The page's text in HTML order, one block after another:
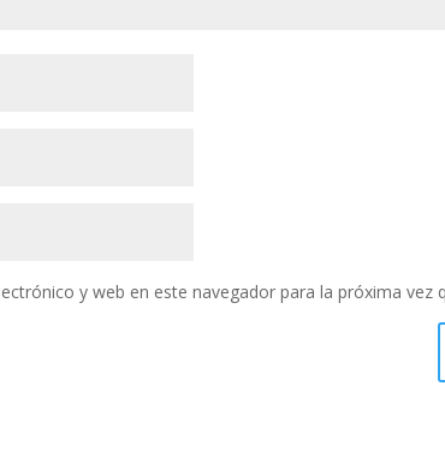
y web en este navegador para la próxima vez